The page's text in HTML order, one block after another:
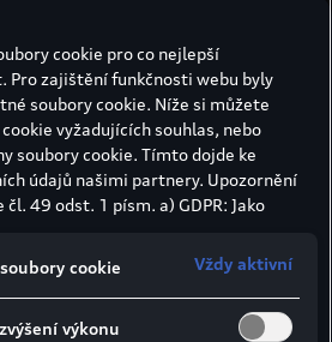
pohybuje mezi dvěma
z nichž v první se
motor a v druhé
už napovídá název,
lze na rozdíl od jiných
rekuperací energie,
nebo zásuvky. Plug-in
etabloval jako
hybridu. Termín je
cookie pro co nejlepší
Pro zajištění funkčnosti webu byly
soubory cookie. Níže si můžete
vyžadujících souhlas, nebo
soubory cookie. Tímto dojde ke
údajů našimi partnery. Upozornění
49 odst. 1 písm. a) GDPR: Jako
Nelze vyloučit, že společnost
smluvní partner předává osobní údaje
Google LLC). Ve Spojených
ochrany osobních údajů věcně
cookie Vždy aktivní
výkonu